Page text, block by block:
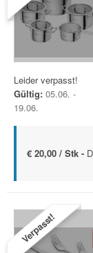
Leider verpasst!
Gültig: 05.06. -
19.06.
€ 20,00 / Stk -
Verpasst!